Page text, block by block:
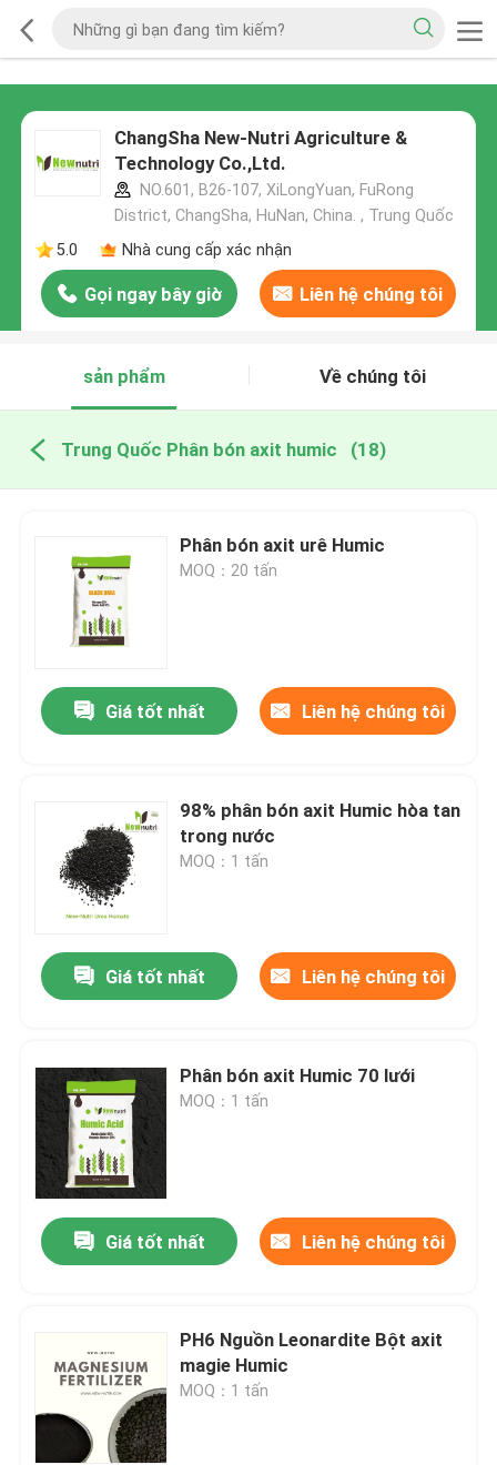
ChangSha New-Nutri Agriculture &
Technology Co.,Ltd.
NO.601, B26-107, XiLongYuan, FuRong
District, ChangSha, HuNan, China. , Trung Quốc
5.0
Nhà cung cấp xác nhận
Gọi ngay bây giờ Liên hệ chúng tôi
sản phẩm Về chúng tôi
Trung Quốc Phân bón axit humic (18)
Phân bón axit urê Humic
MOQ：20 tấn
Giá tốt nhất Liên hệ chúng tôi
98% phân bón axit Humic hòa tan
trong nước
MOQ：1 tấn
Giá tốt nhất Liên hệ chúng tôi
Phân bón axit Humic 70 lưới
MOQ：1 tấn
Giá tốt nhất Liên hệ chúng tôi
PH6 Nguồn Leonardite Bột axit
magie Humic
MOQ：1 tấn